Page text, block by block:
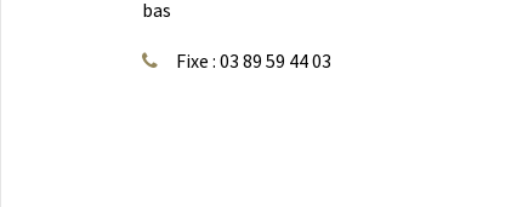
bas
Fixe : 03 89 59 44 03